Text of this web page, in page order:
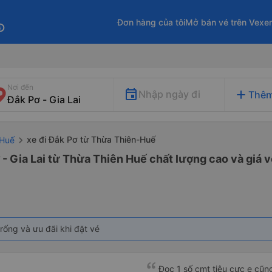
Đơn hàng của tôiMở bán vé trên
Nơi đến
Nhập ngày đi add
xe đi Đắk Pơ từ Thừa Thiên-Huế
Gia Lai từ Thừa Thiên Huế chất lượng cao và giá
và ưu đãi khi đặt vé
Đọc 1 số cmt tiêu cực e